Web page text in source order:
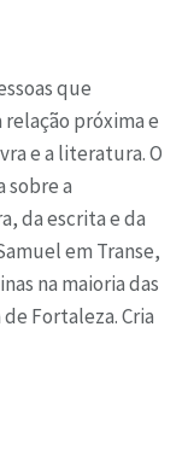
que
próxima e
e a literatura. O
sobre a
da escrita e da
em Transe,
na maioria das
Fortaleza. Cria